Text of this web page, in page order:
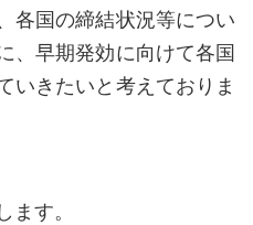
各国の締結状況等につい
、早期発効に向けて各国
いきたいと考えておりま
ます。